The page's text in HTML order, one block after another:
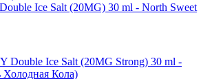
Ice Salt (20MG) 30 ml - North Sweet